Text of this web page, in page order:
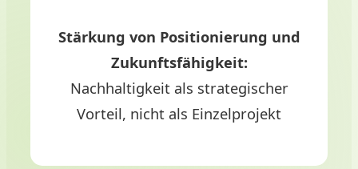
Stärkung von Positionierung und
Zukunftsfähigkeit:
Nachhaltigkeit als strategischer
Vorteil, nicht als Einzelprojekt